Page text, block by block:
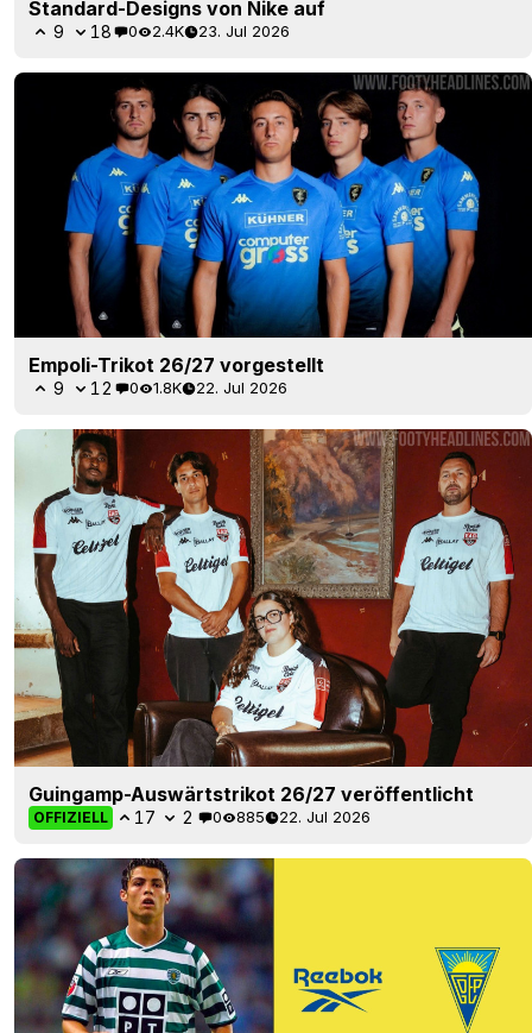
Standard-Designs von Nike auf
9 18 0 2.4K 23. Jul 2026
Empoli-Trikot 26/27 vorgestellt
9 12 0 1.8K 22. Jul 2026
Guingamp-Auswärtstrikot 26/27 veröffentlicht
OFFIZIELL 17 2 0 885 22. Jul 2026